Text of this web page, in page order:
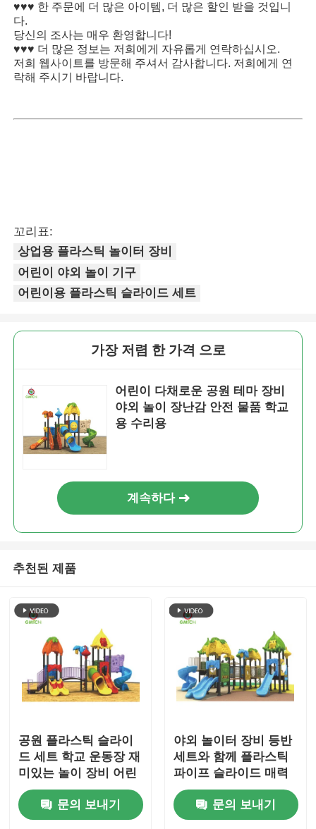
♥♥♥ 한 주문에 더 많은 아이템, 더 많은 할인 받을 것입니
다.
당신의 조사는 매우 환영합니다!
♥♥♥ 더 많은 정보는 저희에게 자유롭게 연락하십시오.
저희 웹사이트를 방문해 주셔서 감사합니다. 저희에게 연
락해 주시기 바랍니다.
꼬리표:
상업용 플라스틱 놀이터 장비
어린이 야외 놀이 기구
어린이용 플라스틱 슬라이드 세트
가장 저렴 한 가격 으로
어린이 다채로운 공원 테마 장비
야외 놀이 장난감 안전 물품 학교
용 수리용
계속하다
추천된 제품
공원 플라스틱 슬라이
드 세트 학교 운동장 재
미있는 놀이 장비 어린
이를 위한 저렴하고 좋
은 오락 놀이 장난감
문의 보내기
야외 놀이터 장비 등반
세트와 함께 플라스틱
파이프 슬라이드 매력
적인 어린이 게임 놀이
장난감 문의 보내기